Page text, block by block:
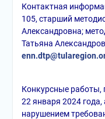
Контактная
105, старший
Александровна;
Татьяна
Конкурсные работы,
22 января 2024
нарушением